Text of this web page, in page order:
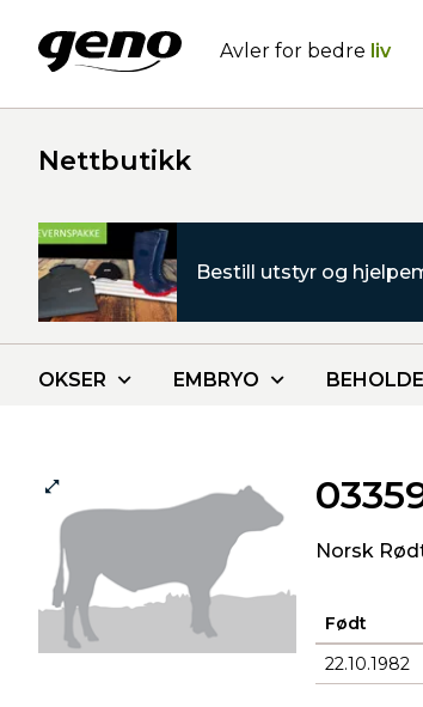
Avler for bedre liv
Nettbutikk
Bestill utstyr og
OKSER EMBRYO
Norsk
Født
22.10.1982